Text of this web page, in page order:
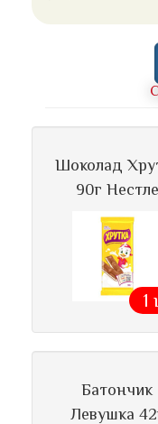
Шоколад
90г Нестле
1
Батончик
Левушка